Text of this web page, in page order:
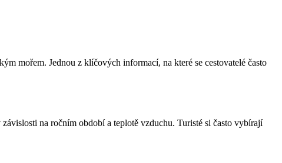
mořem. Jednou z klíčových informací, na které se cestovatelé často
na ročním období a teplotě vzduchu. Turisté si často vybírají